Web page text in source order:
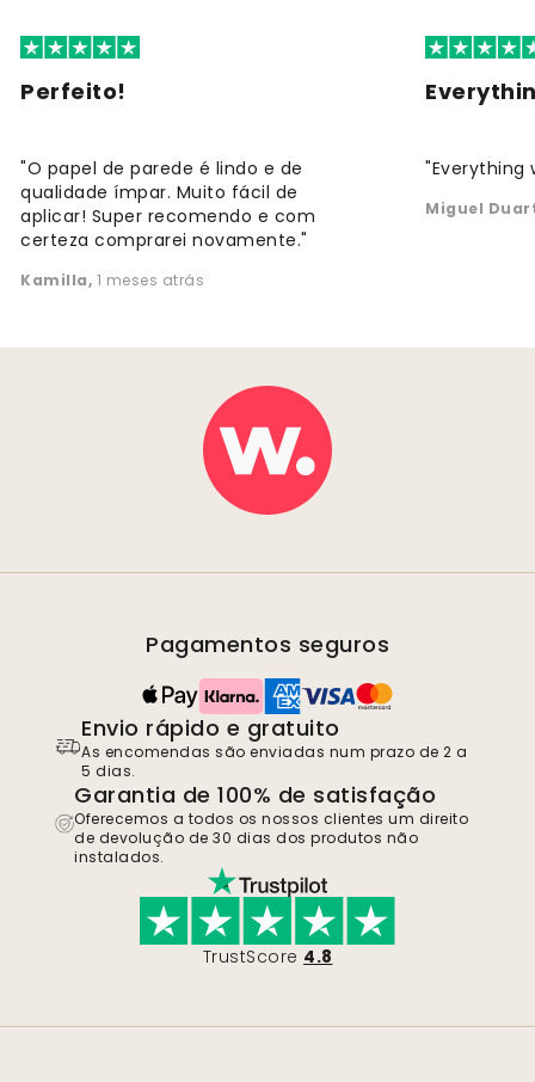
Perfeito!
"O papel de parede é lindo e de
qualidade ímpar. Muito fácil de
aplicar! Super recomendo e com
certeza comprarei novamente."
Kamilla, 1 meses atrás
"Everything
Miguel
Pagamentos seguros
Envio rápido e gratuito
As encomendas são enviadas num prazo de 2 a
5 dias.
Garantia de 100% de satisfação
Oferecemos a todos os nossos clientes um direito
de devolução de 30 dias dos produtos não
instalados.
TrustScore 4.8